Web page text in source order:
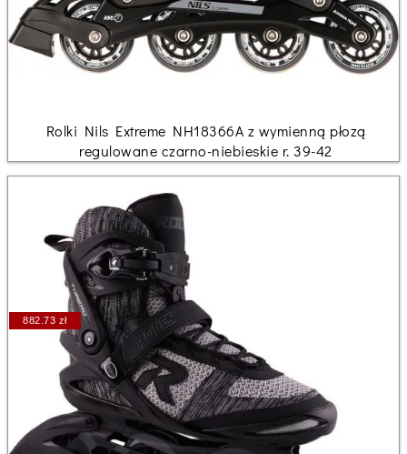
Rolki Nils Extreme NH18366A z wymienną płozą
regulowane czarno-niebieskie r. 39-42
882.73 zł